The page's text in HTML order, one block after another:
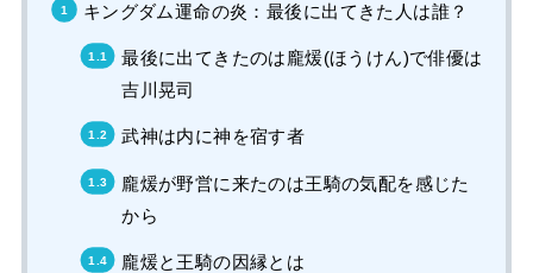
キングダム運命の炎：最後に出てきた人は誰？
最後に出てきたのは龐煖(ほうけん)で俳優は
吉川晃司
武神は内に神を宿す者
龐煖が野営に来たのは王騎の気配を感じた
から
龐煖と王騎の因縁とは